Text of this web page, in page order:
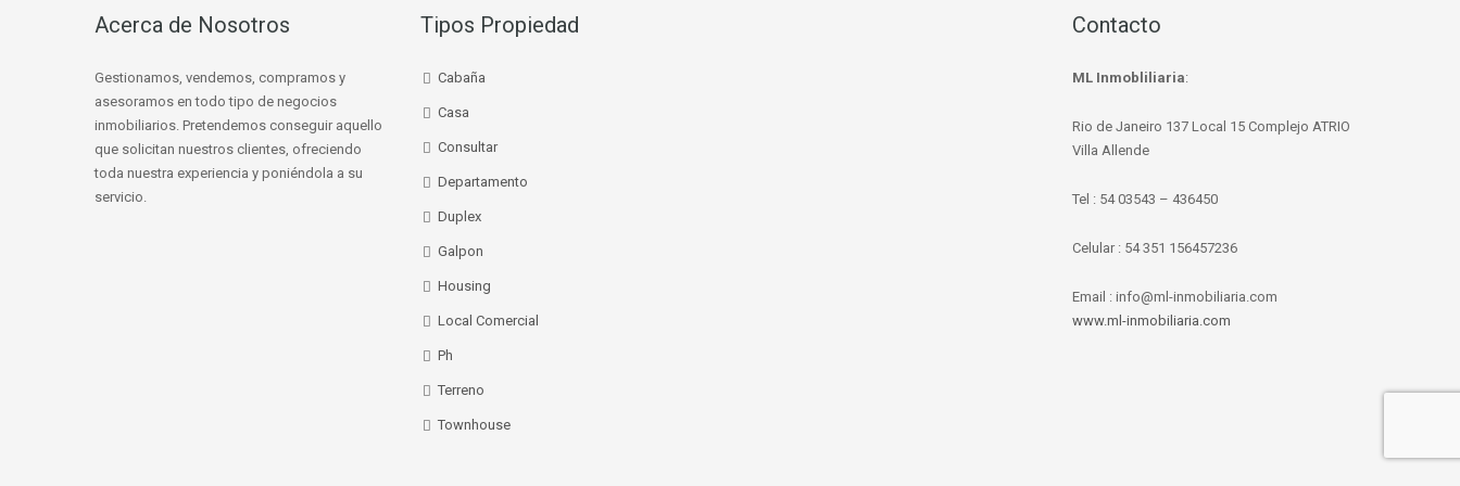
Acerca de Nosotros
Gestionamos, vendemos, compramos y
asesoramos en todo tipo de negocios
inmobiliarios. Pretendemos conseguir aquello
que solicitan nuestros clientes, ofreciendo
toda nuestra experiencia y poniéndola a su
servicio.
Tipos Propiedad
Cabaña
Casa
Consultar
Departamento
Duplex
Galpon
Housing
Local Comercial
Ph
Terreno
Townhouse
Contacto
ML Inmobliliaria:
Rio de Janeiro 137 Local 15 Complejo ATRIO
Villa Allende
Tel : 54 03543 – 436450
Celular : 54 351 156457236
Email : info@ml-inmobiliaria.com
www.ml-inmobiliaria.com